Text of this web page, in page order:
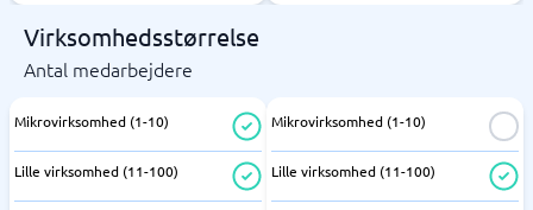
Virksomhedsstørrelse
Antal medarbejdere
Mikrovirksomhed (1-10)
Lille virksomhed (11-100)
Mikrovirksomhed (1-10)
Lille virksomhed (11-100)